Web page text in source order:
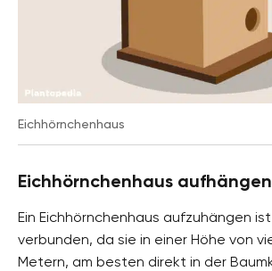
Eichhörnchenhaus
Eichhörnchenhaus
Ein Eichhörnchenhaus aufzuhängen
verbunden, da sie in einer Höhe von
Metern, am besten direkt in der